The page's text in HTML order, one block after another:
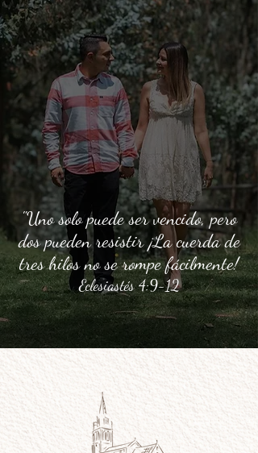
"Uno solo puede ser vencido, pero
dos pueden resistir ¡La cuerda de
tres hilos no se rompe fácilmente!
Eclesiastés 4:9-12